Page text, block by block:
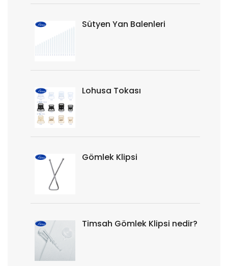
Sütyen Yan Balenleri
Lohusa Tokası
Gömlek Klipsi
Timsah Gömlek Klipsi nedir?